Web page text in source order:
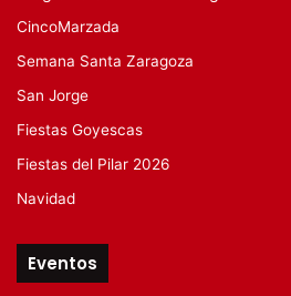
CincoMarzada
Semana Santa Zaragoza
San Jorge
Fiestas Goyescas
Fiestas del Pilar 2026
Navidad
Eventos